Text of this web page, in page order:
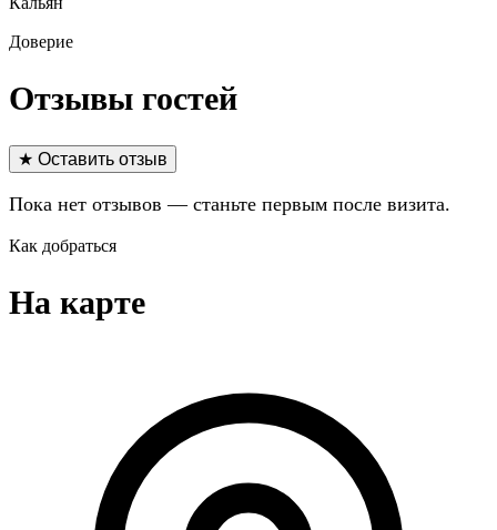
Доверие
Отзывы гостей
★ Оставить отзыв
Пока нет отзывов — станьте первым после визита.
Как добраться
На карте